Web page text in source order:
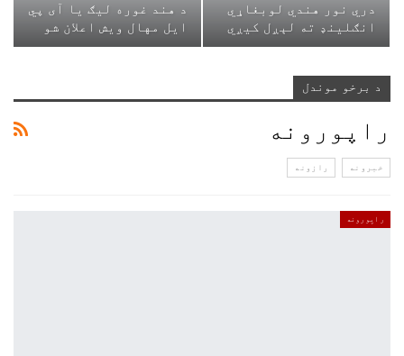
دري نور هندي لوبغاړي
انګلینډ ته لېږل کيږي
د هند غوره لیګ یا آی پي
ايل مهال ويش اعلان شو
د برخو موندل
راپورونه
خبرونه رازونه
راپورونه